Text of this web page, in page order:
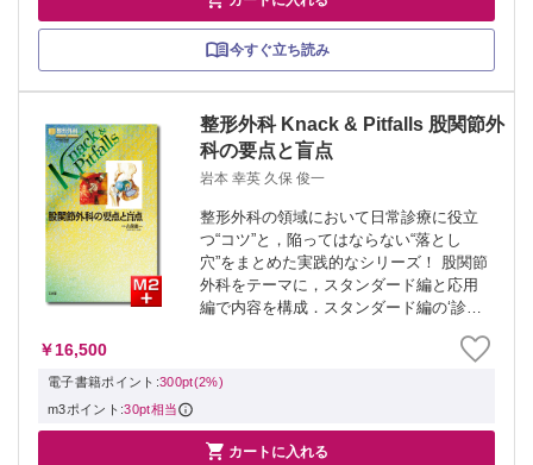
今すぐ立ち読み
整形外科 Knack & Pitfalls 股関節外
科の要点と盲点
岩本 幸英 久保 俊一
整形外科の領域において日常診療に役立
つ“コツ”と，陥ってはならない“落とし
穴”をまとめた実践的なシリーズ！ 股関節
外科をテーマに，スタンダード編と応用
編で内容を構成．スタンダード編の‘診察
察手技・検査法を紹介し，‘代表的な手術
療法の要点’では代表的な手術手技の概...
￥16,500
電子書籍ポイント:300pt(2%)
m3ポイント:30pt相当
 カートに入れる